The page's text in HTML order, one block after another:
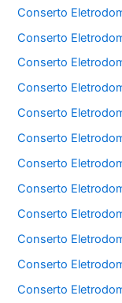
Conserto
Conserto
Conserto
Conserto
Conserto
Conserto
Conserto
Conserto
Conserto
Conserto
Conserto
Conserto